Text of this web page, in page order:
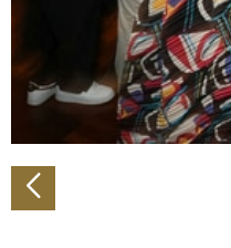
Wir verwenden Cookies,
personalisieren,
zu können und die
analysieren. Außerdem
Verwendung unserer
Partner führen diese
weiteren Daten